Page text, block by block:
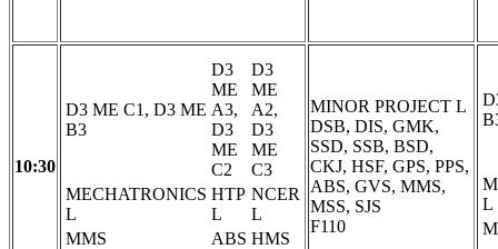
10:30
D3 ME C1, D3 ME
B3
D3
ME
A3,
D3
ME
C2
D3
ME
A2,
D3
ME
C3
MECHATRONICS
L
HTP
L
NCER
L
MMS
ABS HMS
MINOR PROJECT L
DSB, DIS, GMK,
SSD, SSB, BSD,
CKJ, HSF, GPS, PPS,
ABS, GVS, MMS,
MSS, SJS
F110
L